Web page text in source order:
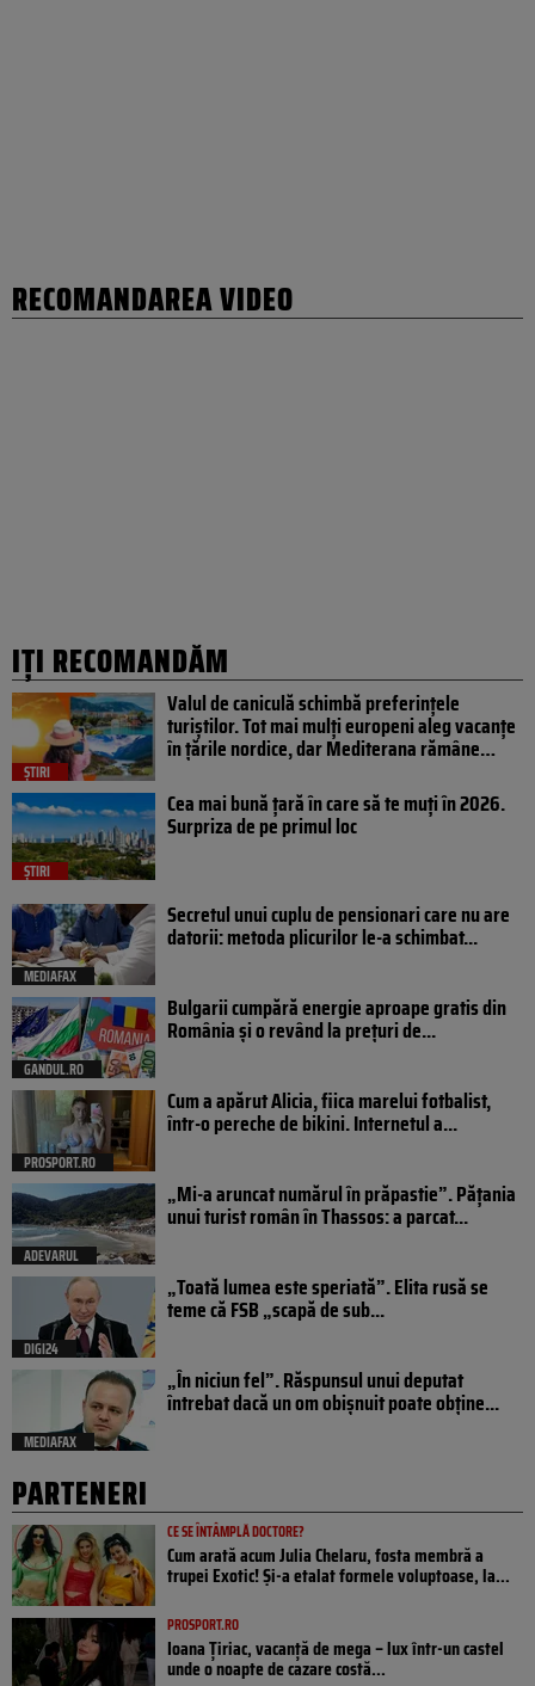
RECOMANDAREA VIDEO
IȚI RECOMANDĂM
ȘTIRI
Valul de caniculă schimbă preferințele
turiștilor. Tot mai mulți europeni aleg vacanțe
în țările nordice, dar Mediterana rămâne…
ȘTIRI
Cea mai bună țară în care să te muți în 2026.
Surpriza de pe primul loc
MEDIAFAX
Secretul unui cuplu de pensionari care nu are
datorii: metoda plicurilor le-a schimbat...
GANDUL.RO
Bulgarii cumpără energie aproape gratis din
România și o revând la prețuri de...
PROSPORT.RO
Cum a apărut Alicia, fiica marelui fotbalist,
într-o pereche de bikini. Internetul a...
ADEVARUL
„Mi-a aruncat numărul în prăpastie”. Pățania
unui turist român în Thassos: a parcat...
DIGI24
„Toată lumea este speriată”. Elita rusă se
teme că FSB „scapă de sub...
MEDIAFAX
„În niciun fel”. Răspunsul unui deputat
întrebat dacă un om obișnuit poate obține...
PARTENERI
CE SE ÎNTÂMPLĂ DOCTORE?
Cum arată acum Julia Chelaru, fosta membră a
trupei Exotic! Și-a etalat formele voluptoase, la...
PROSPORT.RO
Ioana Țiriac, vacanță de mega – lux într-un castel
unde o noapte de cazare costă...